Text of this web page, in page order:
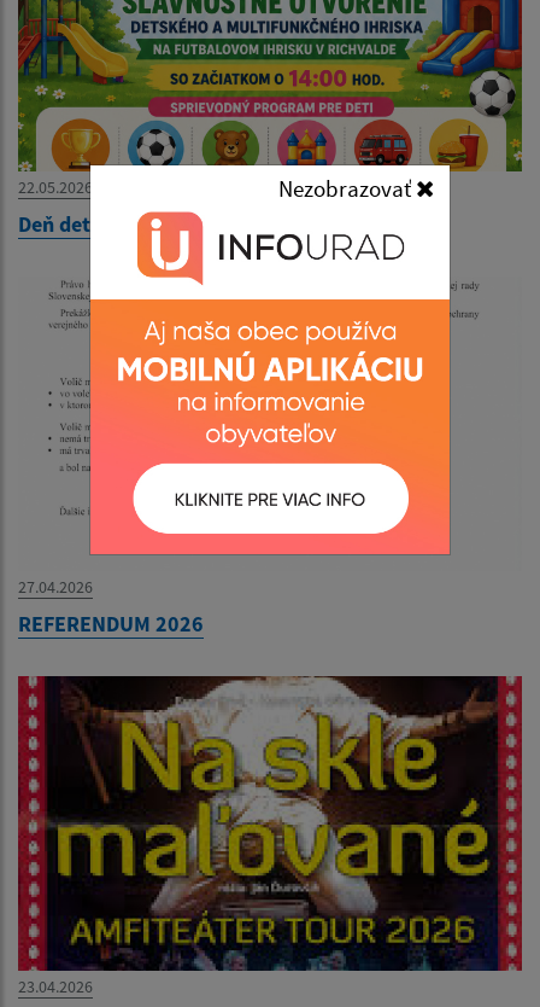
Nezobrazovať
22.05.2026
Deň detí 2026
27.04.2026
REFERENDUM 2026
23.04.2026